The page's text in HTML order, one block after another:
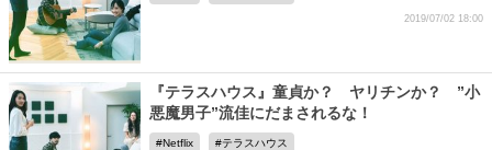
2019/07/02 18:00
『テラスハウス』童貞か？ ヤリチンか？ ”小
悪魔男子”流佳にだまされるな！
Netflix テラスハウス